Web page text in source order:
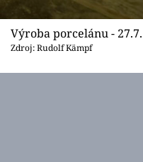
Výroba porcelánu -
Zdroj: Rudolf Kämpf